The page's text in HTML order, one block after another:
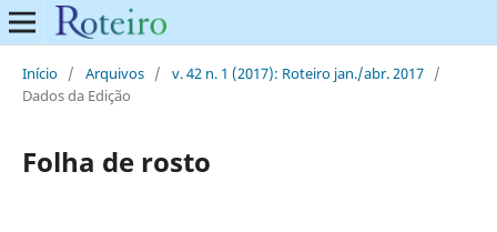
Início / Arquivos / v. 42 n. 1 (2017): Roteiro jan./abr. 2017 /
Dados da Edição
Folha de rosto